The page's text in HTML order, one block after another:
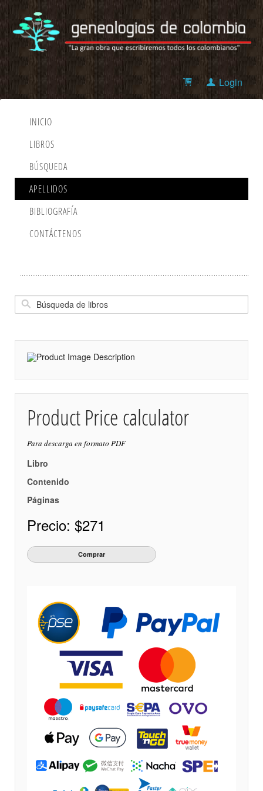
Login
INICIO
LIBROS
BÚSQUEDA
APELLIDOS
BIBLIOGRAFÍA
CONTÁCTENOS
Product Price calculator
Para descarga en formato PDF
Libro
Contenido
Páginas
Precio: $271